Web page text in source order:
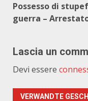
Possesso di
guerra –
Lascia un
Devi essere
VERWANDTE